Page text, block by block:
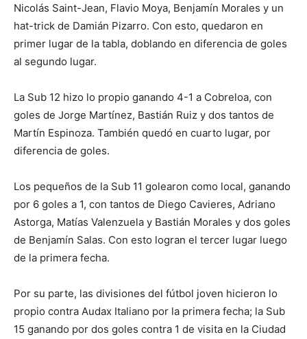
Nicolás Saint-Jean, Flavio Moya, Benjamín Morales y un
hat-trick de Damián Pizarro. Con esto, quedaron en
primer lugar de la tabla, doblando en diferencia de goles
al segundo lugar.
La Sub 12 hizo lo propio ganando 4-1 a Cobreloa, con
goles de Jorge Martínez, Bastián Ruiz y dos tantos de
Martín Espinoza. También quedó en cuarto lugar, por
diferencia de goles.
Los pequeños de la Sub 11 golearon como local, ganando
por 6 goles a 1, con tantos de Diego Cavieres, Adriano
Astorga, Matías Valenzuela y Bastián Morales y dos goles
de Benjamín Salas. Con esto logran el tercer lugar luego
de la primera fecha.
Por su parte, las divisiones del fútbol joven hicieron lo
propio contra Audax Italiano por la primera fecha; la Sub
15 ganando por dos goles contra 1 de visita en la Ciudad